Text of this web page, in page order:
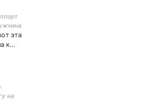
эта
к…
на
×